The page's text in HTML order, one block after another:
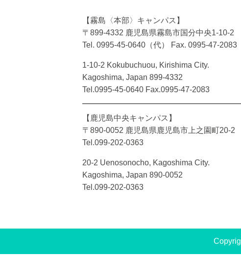
【霧島〈本部〉キャンパス】
〒899-4332 鹿児島県霧島市国分中央1-10-2
Tel. 0995-45-0640（代）
Fax. 0995-47-2083
1-10-2 Kokubuchuou, Kirishima City.
Kagoshima, Japan 899-4332
Tel.0995-45-0640 Fax.0995-47-2083
【鹿児島中央キャンパス】
〒890-0052 鹿児島県鹿児島市上之園町20-2
Tel.099-202-0363
20-2 Uenosonocho, Kagoshima City.
Kagoshima, Japan 890-0052
Tel.099-202-0363